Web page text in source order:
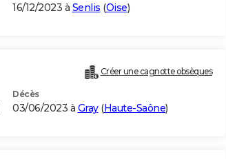
16/12/2023 à Senlis (Oise)
Créer une cagnotte obsèques
Décès
03/06/2023 à Gray(Haute-Saône)